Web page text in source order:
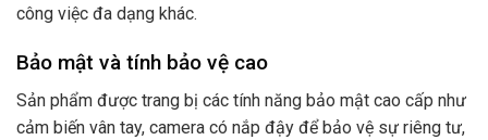
công việc đa dạng khác.
Bảo mật và tính bảo vệ cao
Sản phẩm được trang bị các tính năng bảo mật cao cấp như
cảm biến vân tay, camera có nắp đậy để bảo vệ sự riêng tư,